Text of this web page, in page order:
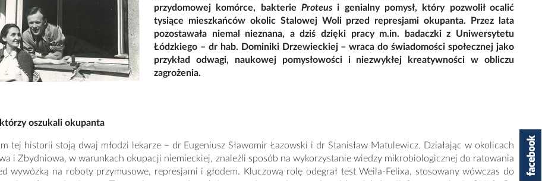
przydomowej komórce, bakterie Proteus i genialny pomysł, który pozwolił ocalić
tysiące mieszkańców okolic Stalowej Woli przed represjami okupanta. Przez lata
pozostawała niemal nieznana, a dziś dzięki pracy m.in. badaczki z Uniwersytetu
Łódzkiego – dr hab. Dominiki Drzewieckiej – wraca do świadomości społecznej jako
przykład odwagi, naukowej pomysłowości i niezwykłej kreatywności w obliczu
zagrożenia.
oszukali okupanta
tej historii stoją dwaj młodzi lekarze – dr Eugeniusz Sławomir Łazowski i dr Stanisław Matulewicz. Działając w okolicach
i Zbydniowa, w warunkach okupacji niemieckiej, znaleźli sposób na wykorzystanie wiedzy mikrobiologicznej do ratowania
wywózką na roboty przymusowe, represjami i głodem. Kluczową rolę odegrał test Weila-Felixa, stosowany wówczas do